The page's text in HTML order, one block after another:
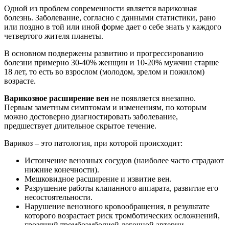
Одной из проблем современности является варикозная
болезнь. Заболевание, согласно с данными статистики, рано
или поздно в той или иной форме дает о себе знать у каждого
четвертого жителя планеты.
В основном подвержены развитию и прогрессированию
болезни примерно 30-40% женщин и 10-20% мужчин старше
18 лет, то есть во взрослом (молодом, зрелом и пожилом)
возрасте.
Варикозное расширение вен не появляется внезапно.
Первым заметным симптомам и изменениям, по которым
можно достоверно диагностировать заболевание,
предшествует длительное скрытое течение.
Варикоз – это патология, при которой происходит:
Истончение венозных сосудов (наиболее часто страдают
нижние конечности).
Мешковидное расширение и извитие вен.
Разрушение работы клапанного аппарата, развитие его
несостоятельности.
Нарушение венозного кровообращения, в результате
которого возрастает риск тромботических осложнений,